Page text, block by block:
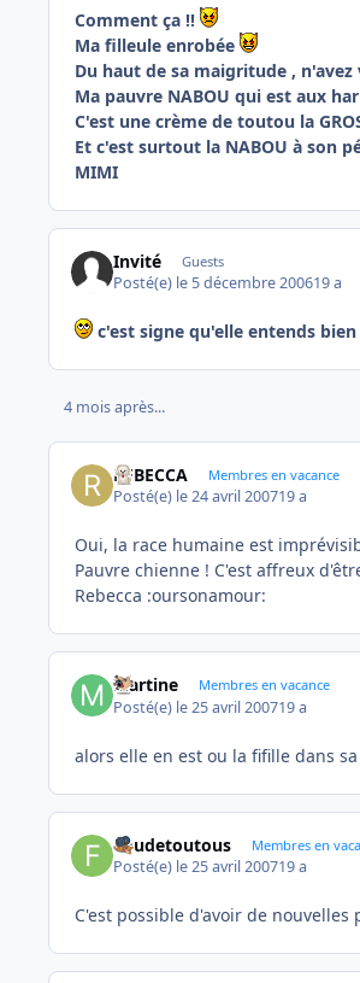
Comment ça !!
Ma filleule enrobée
Du haut de sa maigritude ,
Ma pauvre NABOU qui est aux
C'est une crème de toutou la
Et c'est surtout la NABOU à son
MIMI
Invité Guests
Posté(e) le 5 décembre 200619 a
c'est signe qu'elle entends
4 mois après...
REBECCA Membres en vacance
Posté(e) le 24 avril 200719 a
Oui, la race humaine est
Pauvre chienne ! C'est affreux
Rebecca :oursonamour:
Martine Membres en vacance
Posté(e) le 25 avril 200719 a
alors elle en est ou la fifille dans
Foudetoutous Membres en
Posté(e) le 25 avril 200719 a
C'est possible d'avoir de